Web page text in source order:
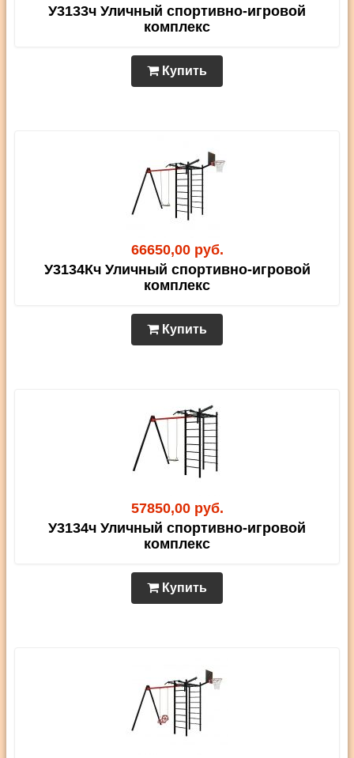
У3133ч Уличный спортивно-игровой
комплекс
Купить
66650,00 руб.
У3134Кч Уличный спортивно-игровой
комплекс
Купить
57850,00 руб.
У3134ч Уличный спортивно-игровой
комплекс
Купить